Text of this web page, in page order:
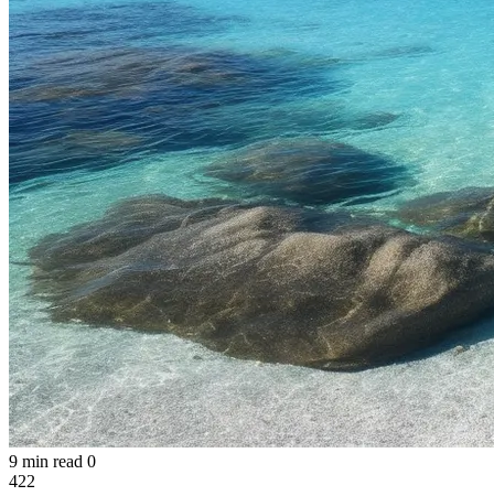
9 min read 0
422